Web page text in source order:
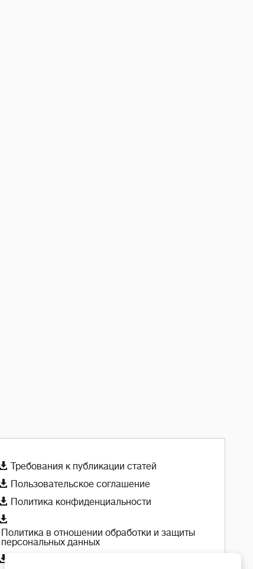
 Требования к публикации статей
 Пользовательское соглашение
 Политика конфиденциальности

Политика в отношении обработки и защиты
персональных данных
